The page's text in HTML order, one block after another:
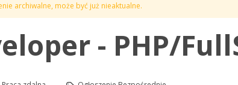
archiwalne, może być już nieaktualne.
- PHP/